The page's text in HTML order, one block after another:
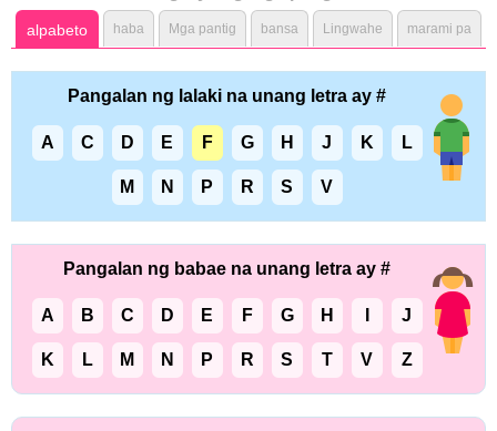
alpabeto haba Mga pantig bansa Lingwahe marami pa
Pangalan ng lalaki na unang letra ay #
A C D E F G H J K L
M N P R S V
Pangalan ng babae na unang letra ay #
A B C D E F G H J
K L M N P R S T V Z